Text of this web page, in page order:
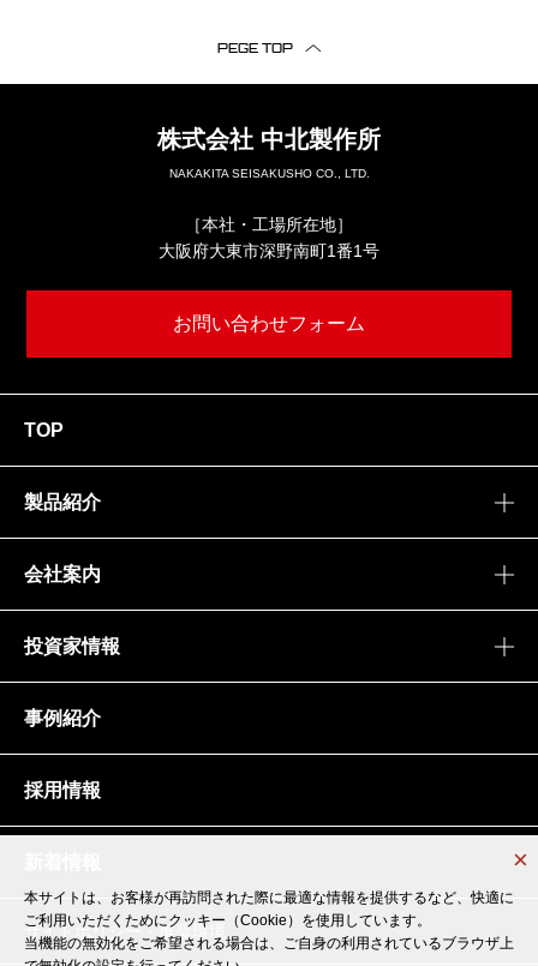
本サイトは、お客様が再訪問された際に最適な情報を提供するなど、快適に
ご利用いただくためにクッキー（Cookie）を使用しています。
当機能の無効化をご希望される場合は、ご自身の利用されているブラウザ上
本サイトは、お客様が再訪問された際に最適な情報を提供するなど、快適に
ご利用いただくためにクッキー（Cookie）を使用しています。
当機能の無効化をご希望される場合は、ご自身の利用されているブラウザ上
PEGE TOP
株式会社 中北製作所
NAKAKITA SEISAKUSHO CO., LTD.
［本社・工場所在地］
大阪府大東市深野南町1番1号
お問い合わせフォーム
TOP
製品紹介
会社案内
投資家情報
事例紹介
採用情報
サイトポリシー・推奨環境